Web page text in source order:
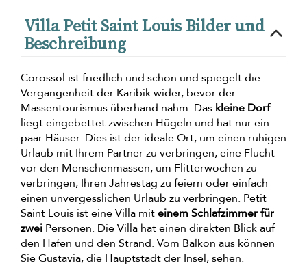
Villa Petit Saint Louis Bilder und
Beschreibung
Corossol ist friedlich und schön und spiegelt die
Vergangenheit der Karibik wider, bevor der
Massentourismus überhand nahm. Das kleine Dorf
liegt eingebettet zwischen Hügeln und hat nur ein
paar Häuser. Dies ist der ideale Ort, um einen ruhigen
Urlaub mit Ihrem Partner zu verbringen, eine Flucht
vor den Menschenmassen, um Flitterwochen zu
verbringen, Ihren Jahrestag zu feiern oder einfach
einen unvergesslichen Urlaub zu verbringen. Petit
Saint Louis ist eine Villa miteinem Schlafzimmer für
zwei Personen. Die Villa hat einen direkten Blick auf
den Hafen und den Strand. Vom Balkon aus können
Sie Gustavia, die Hauptstadt der Insel, sehen.